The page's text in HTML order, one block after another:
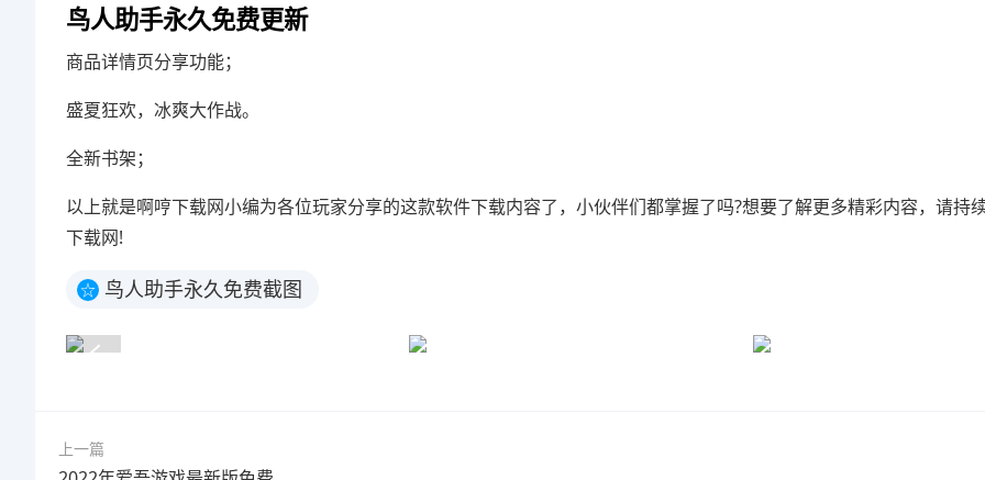
鸟人助手永久免费更新
商品详情页分享功能；
盛夏狂欢，冰爽大作战。
全新书架；
以上就是啊哼下载网小编为各位玩家分享的这款软件下载内容了，小伙伴们都掌握了吗?想要了解更多精彩内容，请持
下载网!
☆ 鸟人助手永久免费截图
上一篇